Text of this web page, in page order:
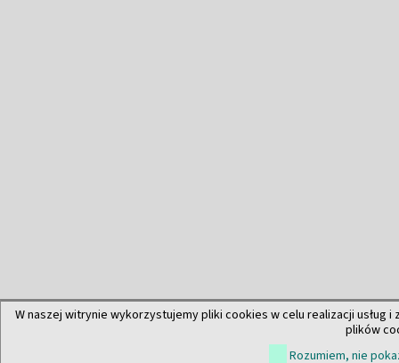
W naszej witrynie wykorzystujemy pliki cookies w celu realizacji usług i
plików
Rozumiem, nie